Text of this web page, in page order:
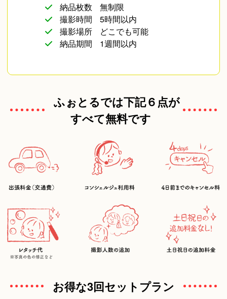
納品枚数
無制限
撮影時間
5時間以内
撮影場所
どこでも可能
納品期間
1週間以内
ふぉとるでは下記６点が
すべて無料です
お得な3回セットプラン